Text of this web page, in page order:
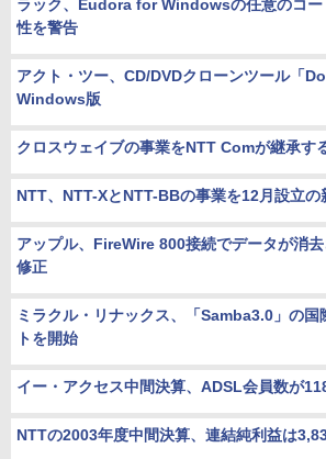
ラック、Eudora for Windowsの任意のコー
性を警告
アクト・ツー、CD/DVDクローンツール「
Windows版
クロスウェイブの事業をNTT Comが継承す
NTT、NTT-XとNTT-BBの事業を12月設立の
アップル、FireWire 800接続でデータが消
修正
ミラクル・リナックス、「Samba3.0」の国
トを開始
イー・アクセス中間決算、ADSL会員数が
NTTの2003年度中間決算、連結純利益は